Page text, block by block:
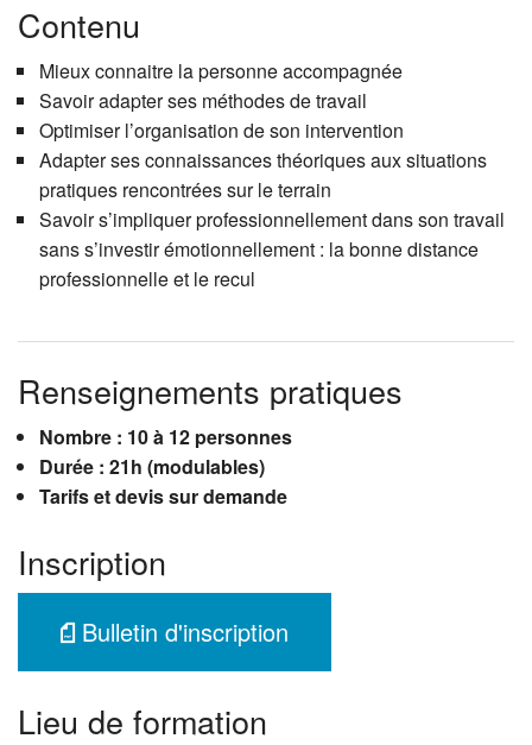
Contenu
Mieux connaitre la personne accompagnée
Savoir adapter ses méthodes de travail
Optimiser l’organisation de son intervention
Adapter ses connaissances théoriques aux situations
pratiques rencontrées sur le terrain
Savoir s’impliquer professionnellement dans son travail
sans s’investir émotionnellement : la bonne distance
professionnelle et le recul
Renseignements pratiques
Nombre : 10 à 12 personnes
Durée : 21h (modulables)
Tarifs et devis sur demande
Inscription
Bulletin d'inscription
Lieu de formation